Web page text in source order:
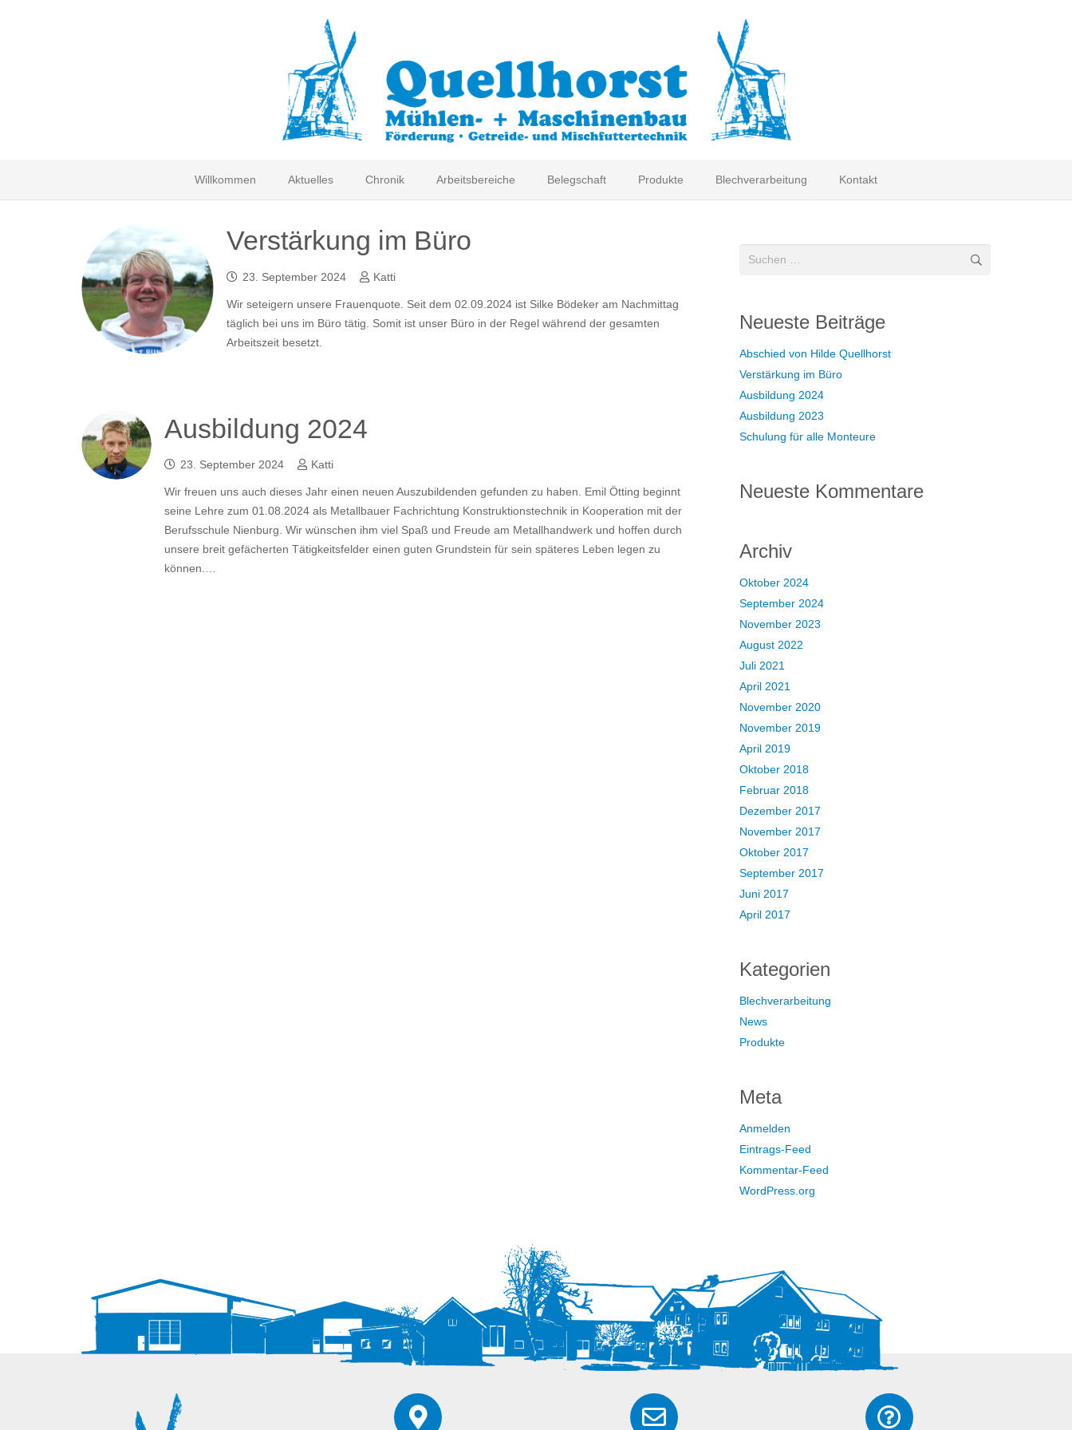
Willkommen Aktuelles Chronik Arbeitsbereiche Belegschaft Produkte Blechverarbeitung Kontakt
Verstärkung im Büro
23. September 2024 Katti
Wir seteigern unsere Frauenquote. Seit dem 02.09.2024 ist Silke Bödeker am Nachmittag
täglich bei uns im Büro tätig. Somit ist unser Büro in der Regel während der gesamten
Arbeitszeit besetzt.
Ausbildung 2024
23. September 2024 Katti
Wir freuen uns auch dieses Jahr einen neuen Auszubildenden gefunden zu haben. Emil Ötting beginnt
seine Lehre zum 01.08.2024 als Metallbauer Fachrichtung Konstruktionstechnik in Kooperation mit der
Berufsschule Nienburg. Wir wünschen ihm viel Spaß und Freude am Metallhandwerk und hoffen durch
unsere breit gefächerten Tätigkeitsfelder einen guten Grundstein für sein späteres Leben legen zu
können.…
Suchen
Neueste Beiträge
Abschied von Hilde Quellhorst
Verstärkung im Büro
Ausbildung 2024
Ausbildung 2023
Schulung für alle Monteure
Neueste Kommentare
Archiv
Oktober 2024
September 2024
November 2023
August 2022
Juli 2021
April 2021
November 2020
November 2019
April 2019
Oktober 2018
Februar 2018
Dezember 2017
November 2017
Oktober 2017
September 2017
Juni 2017
April 2017
Kategorien
Blechverarbeitung
News
Produkte
Meta
Anmelden
Eintrags-Feed
Kommentar-Feed
WordPress.org